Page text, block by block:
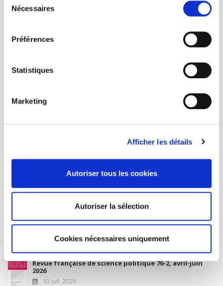
Nécessaires
Préférences
Statistiques
Marketing
Afficher les détails
Autoriser tous les cookies
Autoriser la sélection
Cookies nécessaires uniquement
SCIENCES PO UNIVERSITY PRESS has a threefold role: to publish
original research, to edit reference works for student use, and to
FOREIGN RIGHTS
CONDITIONS OF SALE
4 sept. 2026
New Releases
Revue française de science politique 76-2, avril-juin
2026
10 juil. 2026